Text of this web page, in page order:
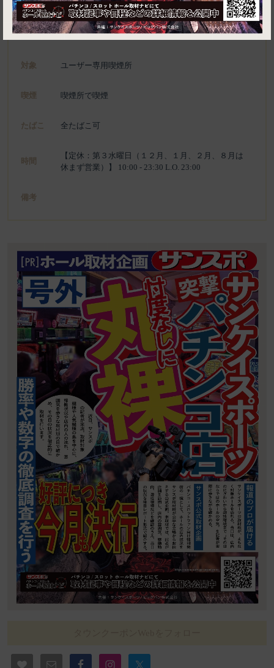
電話 0428-20-1026
種別 ユーザー専用喫煙所、喫煙可能施設
対象 ユーザー専用喫煙所
喫煙 喫煙所で喫煙
たばこ 全たばこ可
時間
【定休：第３水曜日（１２月、１月、２月、８月は
休まず営業）】 10:00 - 23:30 L.O. 23:00
備考